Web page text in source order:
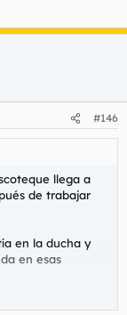
#146
llega a
de trabajar
en la ducha y
en esas
la ducha. Al